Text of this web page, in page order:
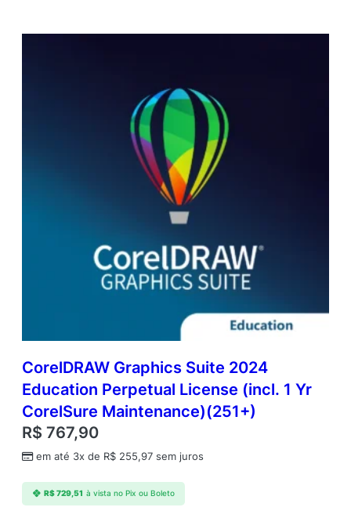
CorelDRAW Graphics Suite 2024
Education Perpetual License (incl. 1 Yr
CorelSure Maintenance)(251+)
R$ 767,90
em até 3x de R$ 255,97 sem juros
R$729,51 à vista no Pix ou Boleto